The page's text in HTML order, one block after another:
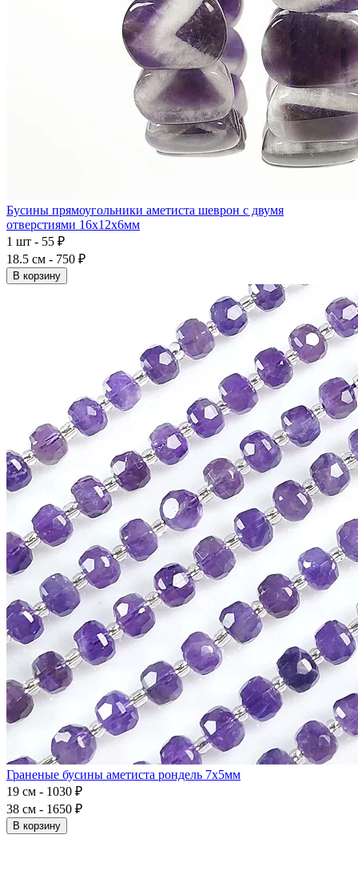
Бусины прямоугольники аметиста шеврон с двумя
отверстиями 16x12x6мм
1 шт - 55 ₽
18.5 см - 750 ₽
В корзину
Граненые бусины аметиста рондель 7x5мм
19 см - 1030 ₽
38 см - 1650 ₽
В корзину